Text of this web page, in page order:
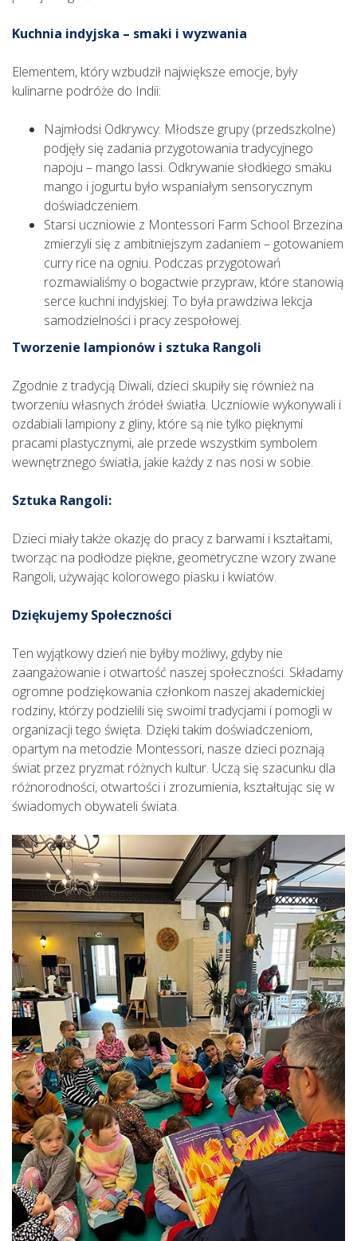
Kuchnia indyjska – smaki i wyzwania
Elementem, który wzbudził największe emocje, były
kulinarne podróże do Indii:
Najmłodsi Odkrywcy: Młodsze grupy (przedszkolne)
podjęły się zadania przygotowania tradycyjnego
napoju – mango lassi. Odkrywanie słodkiego smaku
mango i jogurtu było wspaniałym sensorycznym
doświadczeniem.
Starsi uczniowie z Montessori Farm School Brzezina
zmierzyli się z ambitniejszym zadaniem – gotowaniem
curry rice na ogniu. Podczas przygotowań
rozmawialiśmy o bogactwie przypraw, które stanowią
serce kuchni indyjskiej. To była prawdziwa lekcja
samodzielności i pracy zespołowej.
Tworzenie lampionów i sztuka Rangoli
Zgodnie z tradycją Diwali, dzieci skupiły się również na
tworzeniu własnych źródeł światła. Uczniowie wykonywali i
ozdabiali lampiony z gliny, które są nie tylko pięknymi
pracami plastycznymi, ale przede wszystkim symbolem
wewnętrznego światła, jakie każdy z nas nosi w sobie.
Sztuka Rangoli:
Dzieci miały także okazję do pracy z barwami i kształtami,
tworząc na podłodze piękne, geometryczne wzory zwane
Rangoli, używając kolorowego piasku i kwiatów.
Dziękujemy Społeczności
Ten wyjątkowy dzień nie byłby możliwy, gdyby nie
zaangażowanie i otwartość naszej społeczności. Składamy
ogromne podziękowania członkom naszej akademickiej
rodziny, którzy podzielili się swoimi tradycjami i pomogli w
organizacji tego święta. Dzięki takim doświadczeniom,
opartym na metodzie Montessori, nasze dzieci poznają
świat przez pryzmat różnych kultur. Uczą się szacunku dla
różnorodności, otwartości i zrozumienia, kształtując się w
świadomych obywateli świata.